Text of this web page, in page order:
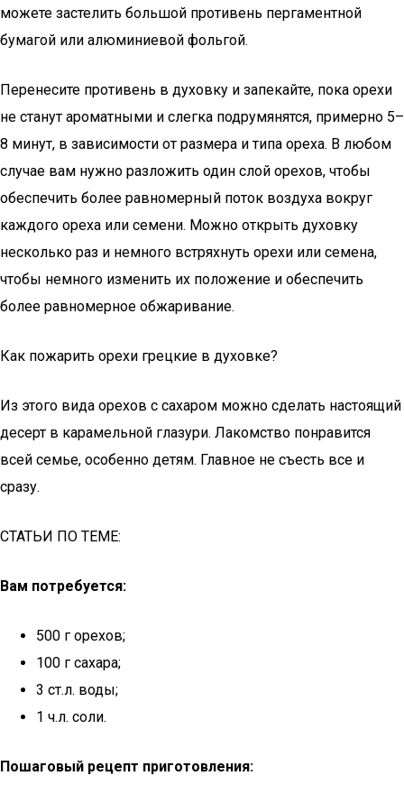
можете застелить большой противень пергаментной
бумагой или алюминиевой фольгой.
Перенесите противень в духовку и запекайте, пока орехи
не станут ароматными и слегка подрумянятся, примерно 5–
8 минут, в зависимости от размера и типа ореха. В любом
случае вам нужно разложить один слой орехов, чтобы
обеспечить более равномерный поток воздуха вокруг
каждого ореха или семени. Можно открыть духовку
несколько раз и немного встряхнуть орехи или семена,
чтобы немного изменить их положение и обеспечить
более равномерное обжаривание.
Как пожарить орехи грецкие в духовке?
Из этого вида орехов с сахаром можно сделать настоящий
десерт в карамельной глазури. Лакомство понравится
всей семье, особенно детям. Главное не съесть все и
сразу.
СТАТЬИ ПО ТЕМЕ:
Вам потребуется:
500 г орехов;
100 г сахара;
3 ст.л. воды;
1 ч.л. соли.
Пошаговый рецепт приготовления: